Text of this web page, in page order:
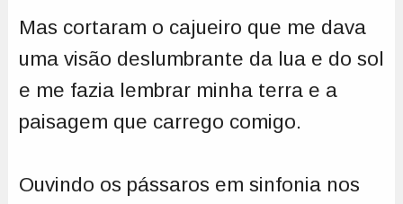
Mas cortaram o cajueiro que me dava
uma visão deslumbrante da lua e do sol
e me fazia lembrar minha terra e a
paisagem que carrego comigo.
Ouvindo os pássaros em sinfonia nos